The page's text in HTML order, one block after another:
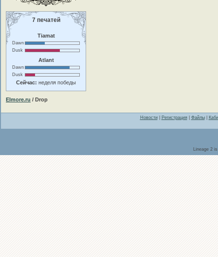
7 печатей
Tiamat
Dawn
Dusk
Atlant
Dawn
Dusk
Сейчас: неделя победы
Elmore.ru / Drop
Новости| Регистрация| Файлы|
Lineage 2